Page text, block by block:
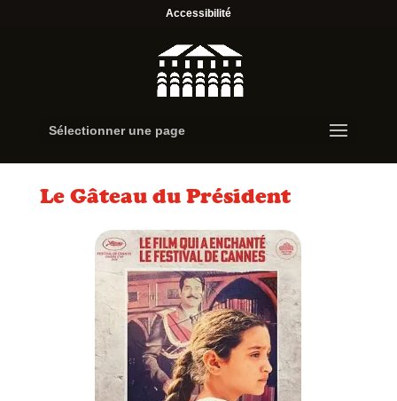
Accessibilité
Sélectionner une page
Le Gâteau du Président